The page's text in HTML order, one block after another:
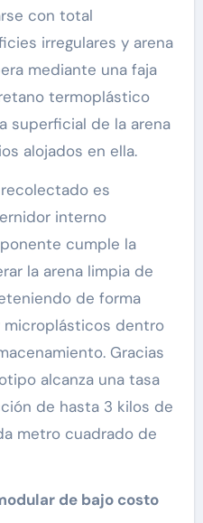
con total
irregulares y arena
mediante una faja
termoplástico
superficial de la arena
alojados en ella.
es
interno
cumple la
la arena limpia de
de forma
microplásticos dentro
Gracias
alcanza una tasa
de hasta 3 kilos de
metro cuadrado de
de bajo costo